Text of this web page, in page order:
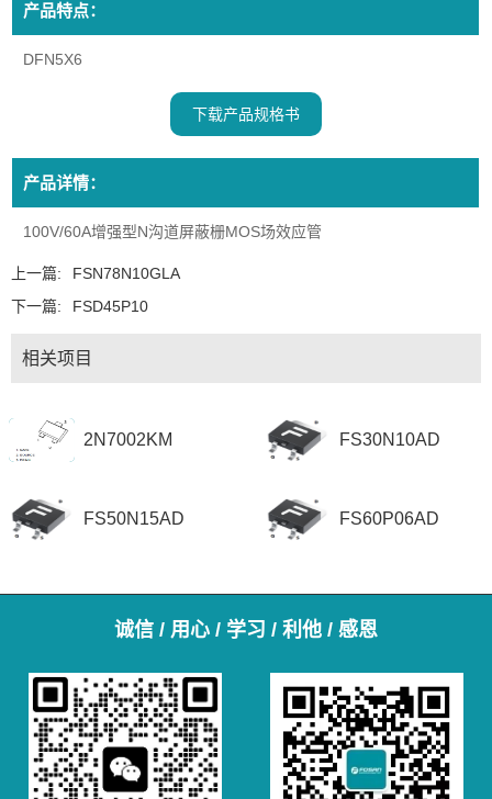
产品特点：
DFN5X6
下载产品规格书
产品详情：
100V/60A增强型N沟道屏蔽栅MOS场效应管
上一篇:
FSN78N10GLA
下一篇:
FSD45P10
相关项目
2N7002KM FS30N10AD
FS50N15AD FS60P06AD
诚信 / 用心 / 学习 / 利他 / 感恩